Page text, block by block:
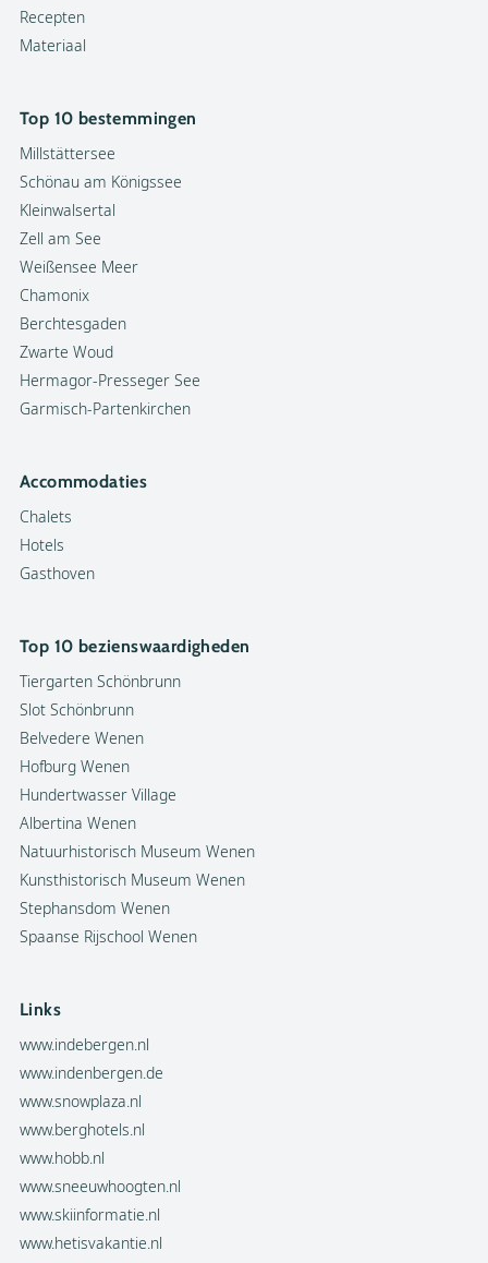
Recepten
Materiaal
Top 10 bestemmingen
Millstättersee
Schönau am Königssee
Kleinwalsertal
Zell am See
Weißensee Meer
Chamonix
Berchtesgaden
Zwarte Woud
Hermagor-Presseger See
Garmisch-Partenkirchen
Accommodaties
Chalets
Hotels
Gasthoven
Top 10 bezienswaardigheden
Tiergarten Schönbrunn
Slot Schönbrunn
Belvedere Wenen
Hofburg Wenen
Hundertwasser Village
Albertina Wenen
Natuurhistorisch Museum Wenen
Kunsthistorisch Museum Wenen
Stephansdom Wenen
Spaanse Rijschool Wenen
Links
www.indebergen.nl
www.indenbergen.de
www.snowplaza.nl
www.berghotels.nl
www.hobb.nl
www.sneeuwhoogten.nl
www.skiinformatie.nl
www.hetisvakantie.nl